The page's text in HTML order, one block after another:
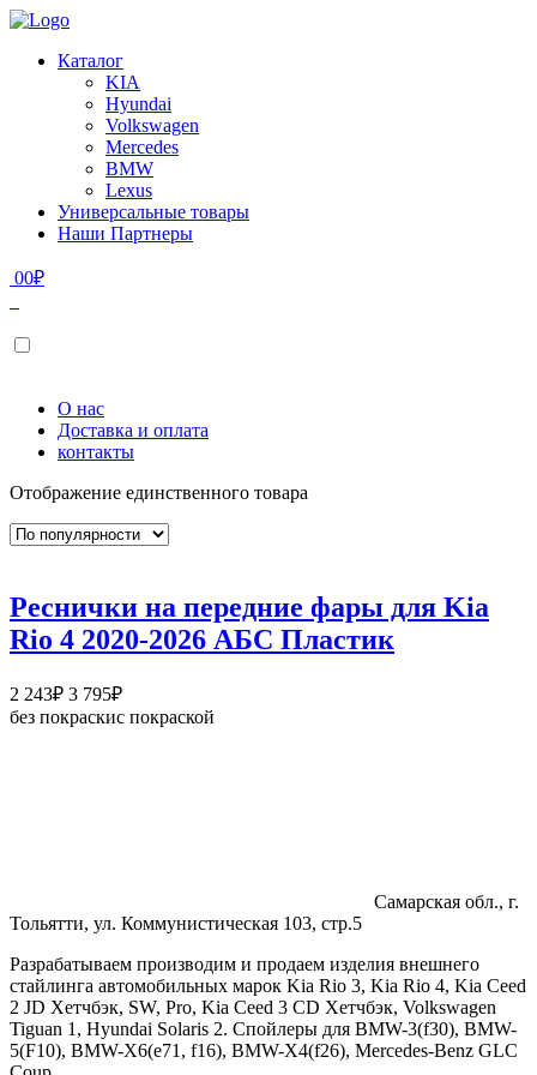
Каталог
KIA
Hyundai
Volkswagen
Mercedes
BMW
Lexus
Универсальные товары
Наши Партнеры
00₽
О нас
Доставка и оплата
контакты
Отображение единственного товара
Реснички на передние фары для Kia
Rio 4 2020-2026 АБС Пластик
2 243₽ 3 795₽Диапазон
цен:
без покраскис покраской
Самарская обл., г.
Тольятти, ул. Коммунистическая 103, стр.5
Разрабатываем производим и продаем изделия внешнего
стайлинга автомобильных марок Kia Rio 3, Kia Rio 4, Kia Ceed
2 JD Хетчбэк, SW, Pro, Kia Ceed 3 CD Хетчбэк, Volkswagen
Tiguan 1, Hyundai Solaris 2. Спойлеры для BMW-3(f30), BMW-
5(F10), BMW-X6(e71, f16), BMW-X4(f26), Mercedes-Benz GLC